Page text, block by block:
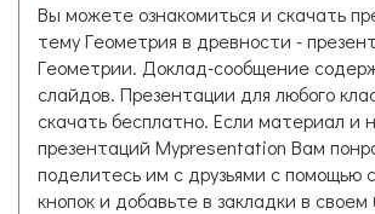
Вы можете ознакомиться и скачать
тему Геометрия в древности -
Геометрии. Доклад-сообщение
слайдов. Презентации для любого
скачать бесплатно. Если материал и
презентаций Mypresentation Вам
поделитесь им с друзьями с помощью
кнопок и добавьте в закладки в своем